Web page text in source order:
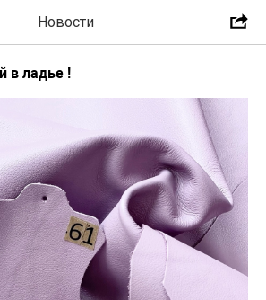
Новости
в ладье !